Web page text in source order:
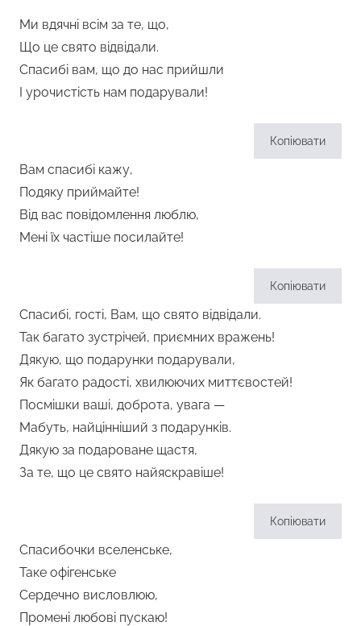
Ми вдячні всім за те, що,
Що це свято відвідали.
Спасибі вам, що до нас прийшли
І урочистість нам подарували!
Копіювати
Вам спасибі кажу,
Подяку приймайте!
Від вас повідомлення люблю,
Мені їх частіше посилайте!
Копіювати
Спасибі, гості, Вам, що свято відвідали.
Так багато зустрічей, приємних вражень!
Дякую, що подарунки подарували,
Як багато радості, хвилюючих миттєвостей!
Посмішки ваші, доброта, увага —
Мабуть, найцінніший з подарунків.
Дякую за подароване щастя,
За те, що це свято найяскравіше!
Копіювати
Спасибочки вселенське,
Таке офігенське
Сердечно висловлюю,
Промені любові пускаю!